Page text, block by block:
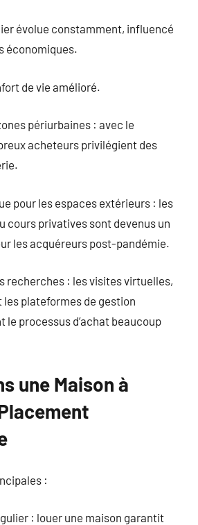
évolue constamment, influencé
économiques.
de vie amélioré.
périurbaines : avec le
acheteurs privilégient des
pour les espaces extérieurs : les
cours privatives sont devenus un
les acquéreurs post-pandémie.
recherches : les visites virtuelles,
les plateformes de gestion
le processus d’achat beaucoup
une Maison à
:
: louer une maison garantit